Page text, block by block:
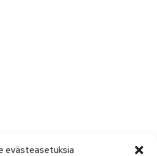
evästeasetuksia